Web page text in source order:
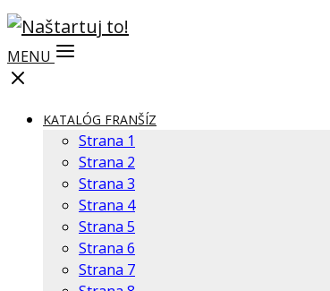
MENU
KATALÓG FRANŠÍZ
Strana 1
Strana 2
Strana 3
Strana 4
Strana 5
Strana 6
Strana 7